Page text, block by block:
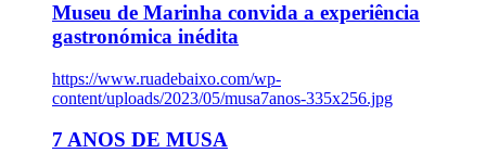
Museu de Marinha convida a experiência
gastronómica inédita
https://www.ruadebaixo.com/wp-
content/uploads/2023/05/musa7anos-335x256.jpg
7 ANOS DE MUSA